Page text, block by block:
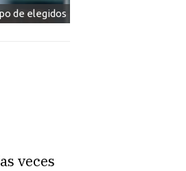
de elegidos
veces